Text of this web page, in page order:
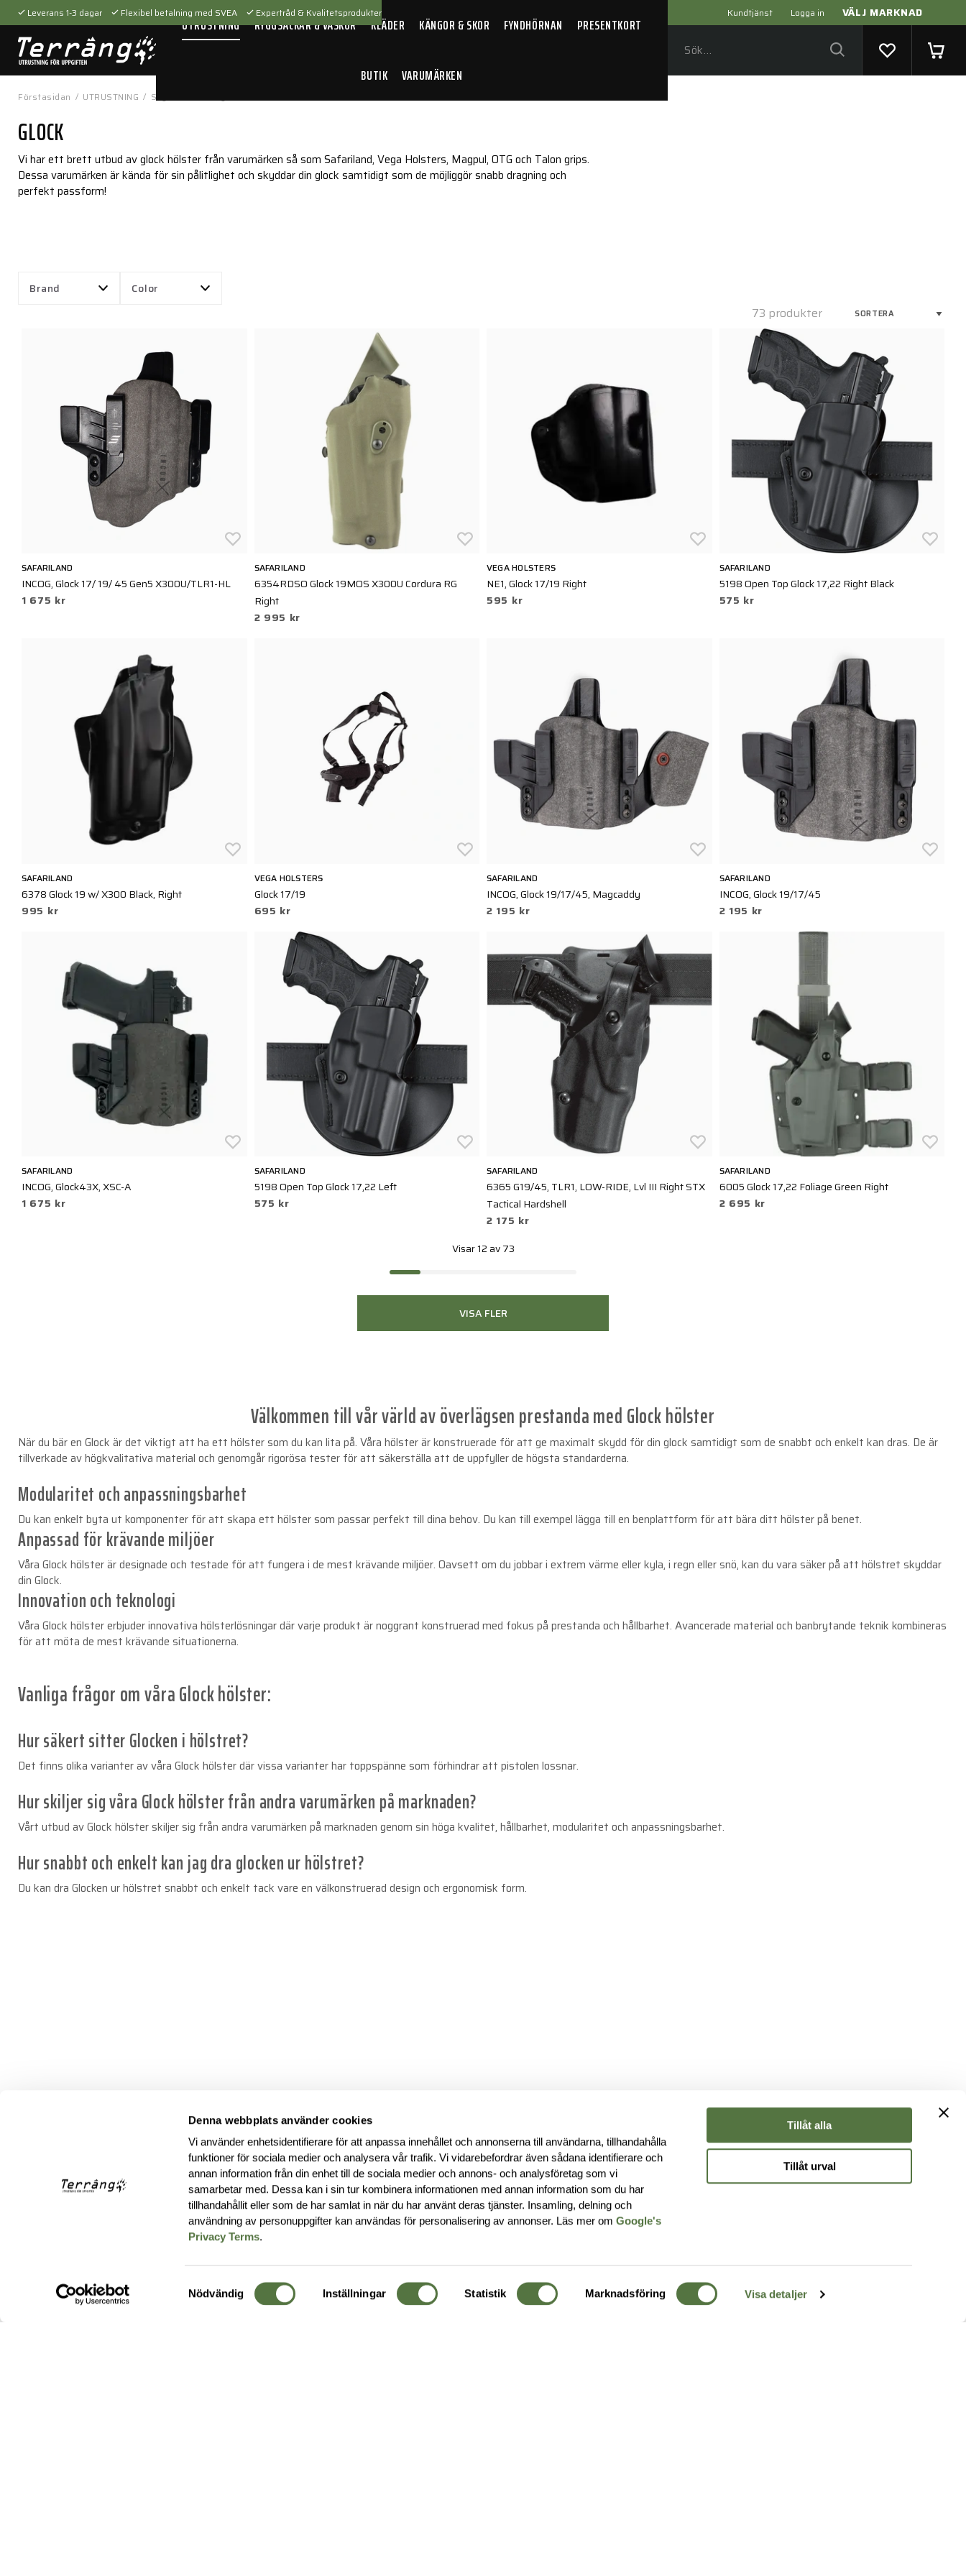
Denna webbplats använder cookies
Vi använder enhetsidentifierare för att anpassa innehållet och annonserna till användarna, tillhandahålla
funktioner för sociala medier och analysera vår trafik. Vi vidarebefordrar även sådana identifierare och
annan information från din enhet till de sociala medier och annons- och analysföretag som vi
samarbetar med. Dessa kan i sin tur kombinera informationen med annan information som du har
tillhandahållit eller som de har samlat in när du har använt deras tjänster. Insamling, delning och
användning av personuppgifter kan användas för personalisering av annonser. Läs mer omGoogle's
Privacy Terms.
Samtyckesval
Nödvändig Inställningar Statistik Marknadsföring Visa detaljer
Tillåt alla
Tillåt urval
Kundtjänst Logga in VÄLJ MARKNAD
Leverans 1-3 dagar Flexibel betalning med SVEA Expertråd & Kvalitetsprodukter
UTRUSTNING RYGGSÄCKAR & VÄSKOR KLÄDER KÄNGOR & SKOR FYNDHÖRNAN PRESENTKORT
BUTIK VARUMÄRKEN
Förstasidan / UTRUSTNING / Skytteutrustning
GLOCK
Vi har ett brett utbud av glock hölster från varumärken så som Safariland, Vega Holsters, Magpul, OTG och Talon grips.
Dessa varumärken är kända för sin pålitlighet och skyddar din glock samtidigt som de möjliggör snabb dragning och
perfekt passform!
Brand Color
73 produkter
SAFARILAND
INCOG, Glock 17/ 19/ 45 Gen5 X300U/TLR1-HL
1 675 kr
SAFARILAND
6354RDSO Glock 19MOS X300U Cordura RG
Right
2 995 kr
VEGA HOLSTERS
NE1, Glock 17/19 Right
595 kr
SAFARILAND
5198 Open Top Glock 17,22 Right Black
575 kr
SAFARILAND
6378 Glock 19 w/ X300 Black, Right
995 kr
VEGA HOLSTERS
Glock 17/19
695 kr
SAFARILAND
INCOG, Glock 19/17/45, Magcaddy
2 195 kr
SAFARILAND
INCOG, Glock 19/17/45
2 195 kr
SAFARILAND
INCOG, Glock43X, XSC-A
1 675 kr
SAFARILAND
5198 Open Top Glock 17,22 Left
575 kr
SAFARILAND
6365 G19/45, TLR1, LOW-RIDE, Lvl III Right STX
Tactical Hardshell
2 175 kr
SAFARILAND
6005 Glock 17,22 Foliage Green Right
2 695 kr
Visar 12 av 73
VISA FLER
Välkommen till vår värld av överlägsen prestanda med Glock hölster
När du bär en Glock är det viktigt att ha ett hölster som du kan lita på. Våra hölster är konstruerade för att ge maximalt skydd för din glock samtidigt som de snabbt och enkelt kan dras. De är
tillverkade av högkvalitativa material och genomgår rigorösa tester för att säkerställa att de uppfyller de högsta standarderna.
Modularitet och anpassningsbarhet
Du kan enkelt byta ut komponenter för att skapa ett hölster som passar perfekt till dina behov. Du kan till exempel lägga till en benplattform för att bära ditt hölster på benet.
Anpassad för krävande miljöer
Våra Glock hölster är designade och testade för att fungera i de mest krävande miljöer. Oavsett om du jobbar i extrem värme eller kyla, i regn eller snö, kan du vara säker på att hölstret skyddar
din Glock.
Innovation och teknologi
Våra Glock hölster erbjuder innovativa hölsterlösningar där varje produkt är noggrant konstruerad med fokus på prestanda och hållbarhet. Avancerade material och banbrytande teknik kombineras
för att möta de mest krävande situationerna.
Vanliga frågor om våra Glock hölster:
Hur säkert sitter Glocken i hölstret?
Det finns olika varianter av våra Glock hölster där vissa varianter har toppspänne som förhindrar att pistolen lossnar.
Hur skiljer sig våra Glock hölster från andra varumärken på marknaden?
Vårt utbud av Glock hölster skiljer sig från andra varumärken på marknaden genom sin höga kvalitet, hållbarhet, modularitet och anpassningsbarhet.
Hur snabbt och enkelt kan jag dra glocken ur hölstret?
Du kan dra Glocken ur hölstret snabbt och enkelt tack vare en välkonstruerad design och ergonomisk form.